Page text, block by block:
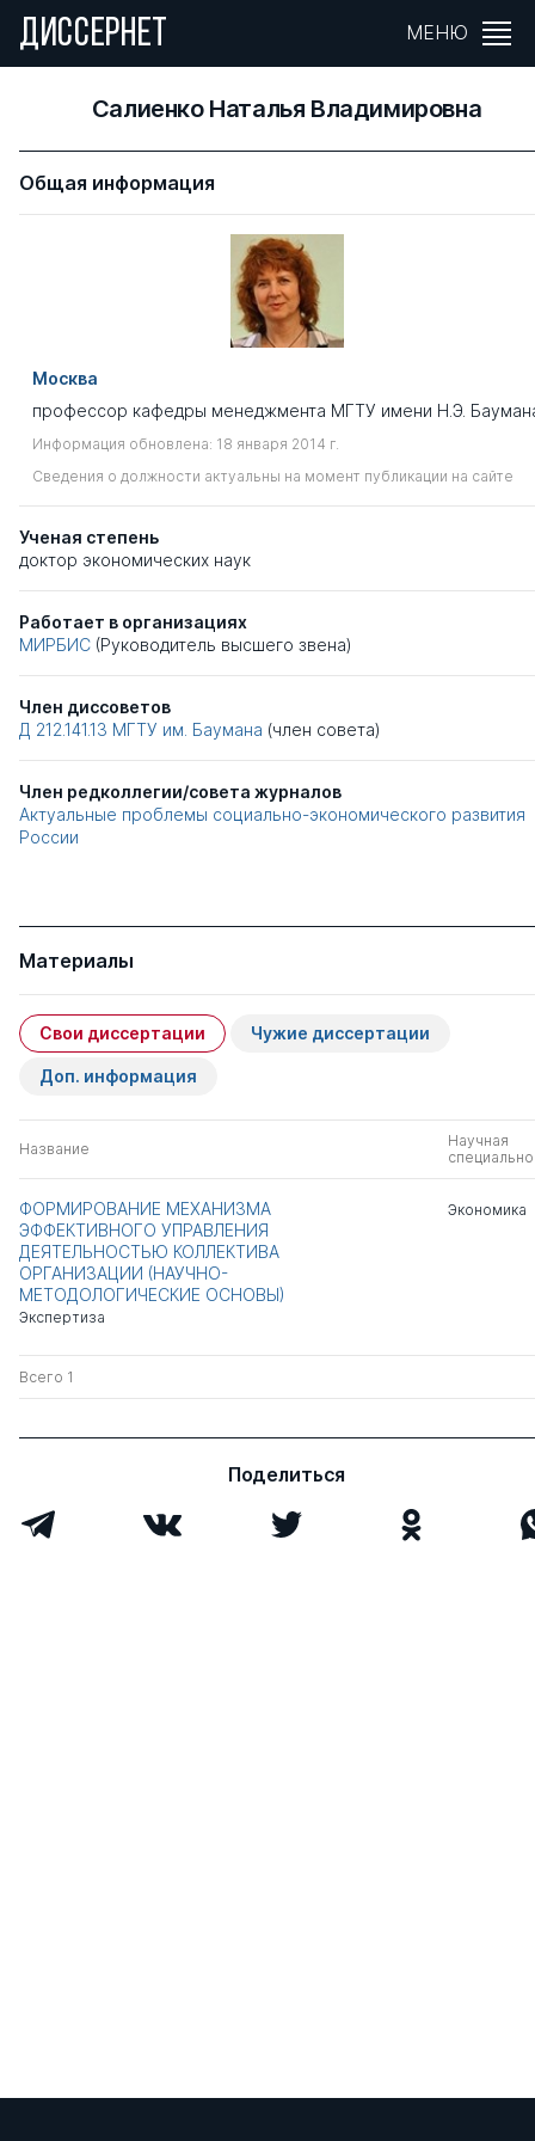
ДИССЕРНЕТ МЕНЮ
Салиенко Наталья Владимировна
Общая информация
Москва
профессор кафедры менеджмента МГТУ имени Н.Э.
Информация обновлена: 18 января 2014 г.
Сведения о должности актуальны на момент публикации на сайте
Ученая степень
доктор экономических наук
Работает в организациях
МИРБИС (Руководитель высшего звена)
Член диссоветов
Д 212.141.13 МГТУ им. Баумана (член совета)
Член редколлегии/совета журналов
Актуальные проблемы социально-экономического развития
России
Материалы
Свои диссертации Чужие диссертации
Доп. информация
Название
Научная
ФОРМИРОВАНИЕ МЕХАНИЗМА
ЭФФЕКТИВНОГО УПРАВЛЕНИЯ
ДЕЯТЕЛЬНОСТЬЮ КОЛЛЕКТИВА
ОРГАНИЗАЦИИ (НАУЧНО-
МЕТОДОЛОГИЧЕСКИЕ ОСНОВЫ)
Экспертиза
Экономика
Всего 1
Поделиться